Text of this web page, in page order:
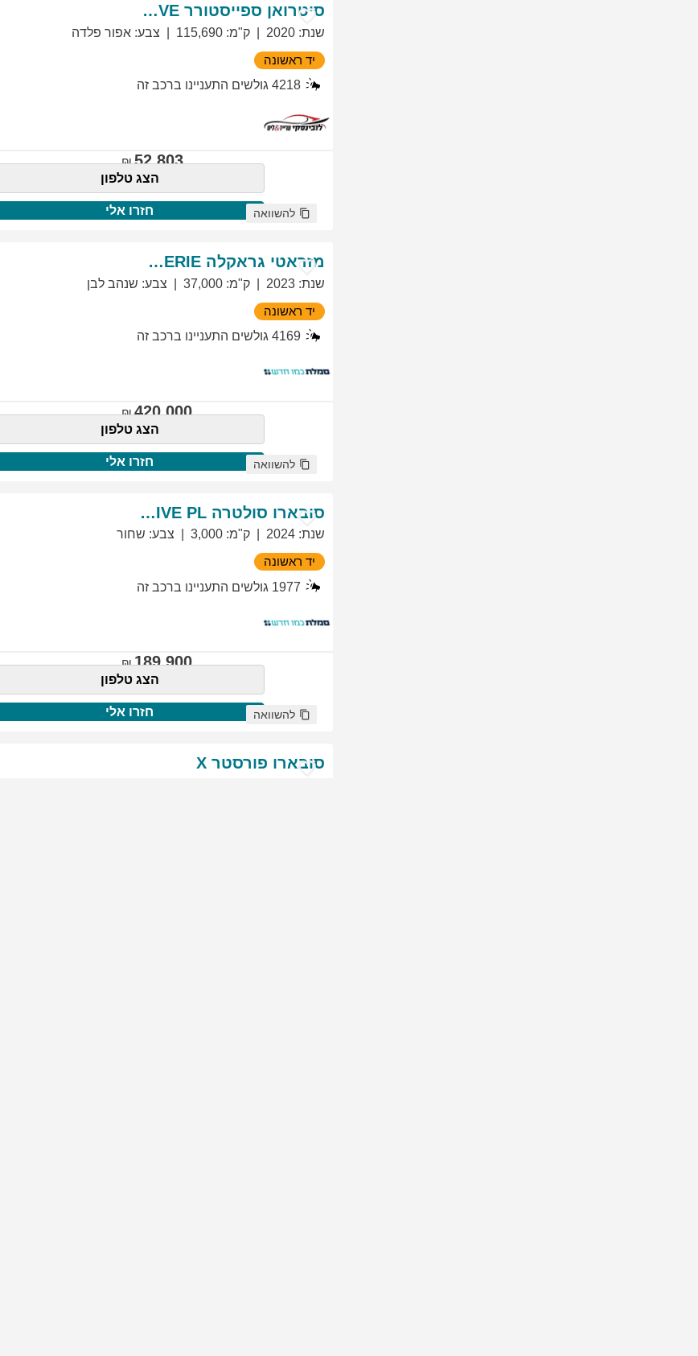
סיטרואן ספייסטורר EXCLUSIVE
שנת:
2020 ק"מ:
115,690 צבע: אפור פלדה
יד ראשונה
4218 גולשים התעניינו ברכב זה
52,803
הצג טלפון
חזרו אלי להשוואה
מזראטי גראקלה PRIMASERIE
שנת:
2023 ק"מ:
37,000 צבע: שנהב לבן
יד ראשונה
4169 גולשים התעניינו ברכב זה
420,000
הצג טלפון
חזרו אלי להשוואה
סובארו סולטרה EXCLUSIVE PL
שנת:
2024 ק"מ:
3,000 צבע: שחור
יד ראשונה
1977 גולשים התעניינו ברכב זה
189,900
הצג טלפון
חזרו אלי להשוואה
סובארו פורסטר X